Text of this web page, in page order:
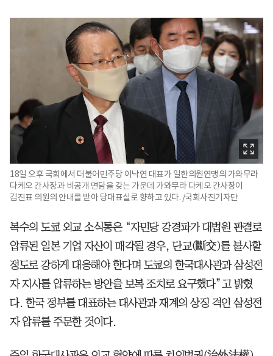
18일 오후 국회에서 더불어민주당 이낙연 대표가 일한의원연맹의 가와무라
다케오 간사장과 비공개 면담을 갖는 가운데 가와무라 다케오 간사장이
김진표 의원의 안내를 받아 당대표실로 향하고 있다. /국회사진기자단
복수의 도쿄 외교 소식통은 “자민당 강경파가 대법원 판결로
압류된 일본 기업 자산이 매각될 경우, 단교(斷交)를 불사할
정도로 강하게 대응해야 한다며 도쿄의 한국대사관과 삼성전
자 지사를 압류하는 방안을 보복 조치로 요구했다”고 밝혔
다. 한국 정부를 대표하는 대사관과 재계의 상징 격인 삼성전
자 압류를 주문한 것이다.